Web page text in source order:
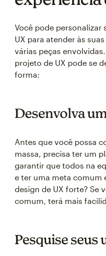
Você pode personalizar
UX para atender às
várias peças
projeto de UX pode se
forma:
Desenvolva
Antes que você possa
massa, precisa ter um
garantir que todos na
e ter uma meta comum
design de UX forte? Se
comum, terá mais
Pesquise seus